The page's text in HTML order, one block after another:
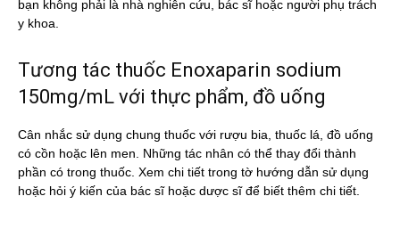
bạn không phải là nhà nghiên cứu, bác sĩ hoặc người phụ trách
y khoa.
Tương tác thuốc Enoxaparin sodium
150mg/mL với thực phẩm, đồ uống
Cân nhắc sử dụng chung thuốc với rượu bia, thuốc lá, đồ uống
có cồn hoặc lên men. Những tác nhân có thể thay đổi thành
phần có trong thuốc. Xem chi tiết trong tờ hướng dẫn sử dụng
hoặc hỏi ý kiến của bác sĩ hoặc dược sĩ để biết thêm chi tiết.